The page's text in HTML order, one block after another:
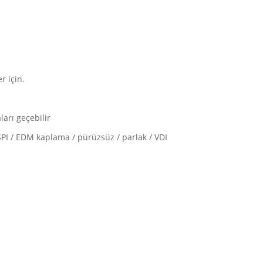
için.
geçebilir
/ EDM kaplama / pürüzsüz / parlak / VDI